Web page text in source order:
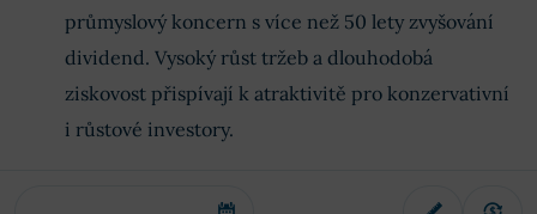
průmyslový koncern s více než 50 lety zvyšování
dividend. Vysoký růst tržeb a dlouhodobá
ziskovost přispívají k atraktivitě pro konzervativní
i růstové investory.